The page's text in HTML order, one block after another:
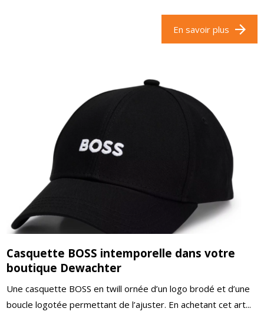
En savoir plus
Casquette BOSS intemporelle dans votre
boutique Dewachter
Une casquette BOSS en twill ornée d’un logo brodé et d’une
boucle logotée permettant de l’ajuster. En achetant cet art...